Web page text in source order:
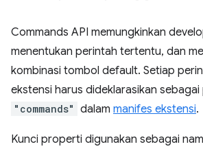
Commands API memungkinkan
menentukan perintah tertentu, dan
kombinasi tombol default. Setiap
ekstensi harus dideklarasikan
"commands" dalam manifes ekstensi.
Kunci properti digunakan sebagai